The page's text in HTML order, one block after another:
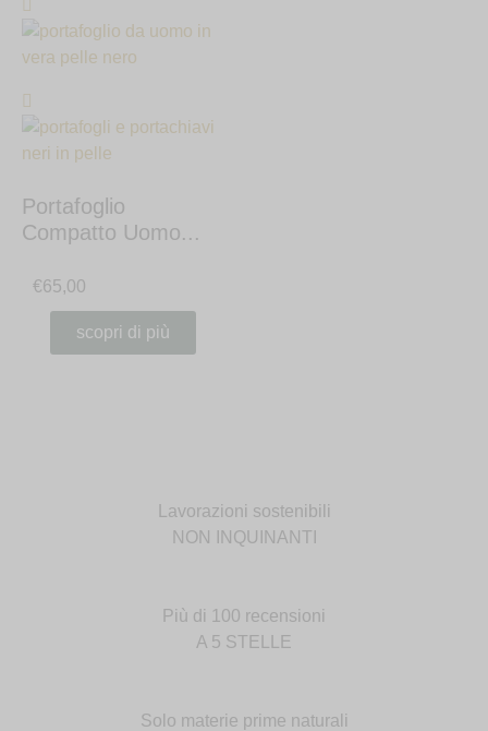
Portafoglio
Compatto Uomo...
€65,00
scopri di più
Lavorazioni sostenibili
NON INQUINANTI
Più di 100 recensioni
A 5 STELLE
Solo materie prime naturali